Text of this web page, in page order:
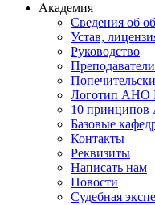
Академия
Сведения об
Устав,
Руководство
Преподаватели
Логотип
10 принципов
Базовые
Контакты
Реквизиты
Написать нам
Новости
Судебная